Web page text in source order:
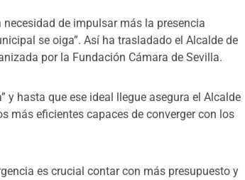
de impulsar más la presencia
se oiga”. Así ha trasladado el Alcalde de
por la Fundación Cámara de Sevilla.
y hasta que ese ideal llegue asegura el Alcalde
más eficientes capaces de converger con los
es crucial contar con más presupuesto y